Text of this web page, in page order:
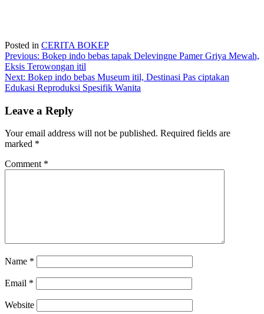
Posted in CERITA BOKEP
Post
navigation
Previous: Bokep indo bebas tapak Delevingne Pamer Griya Mewah,
Eksis Terowongan itil
Next: Bokep indo bebas Museum itil, Destinasi Pas ciptakan
Edukasi Reproduksi Spesifik Wanita
Leave a Reply
Your email address will not be published. Required fields are
marked *
Comment *
Name *
Email *
Website